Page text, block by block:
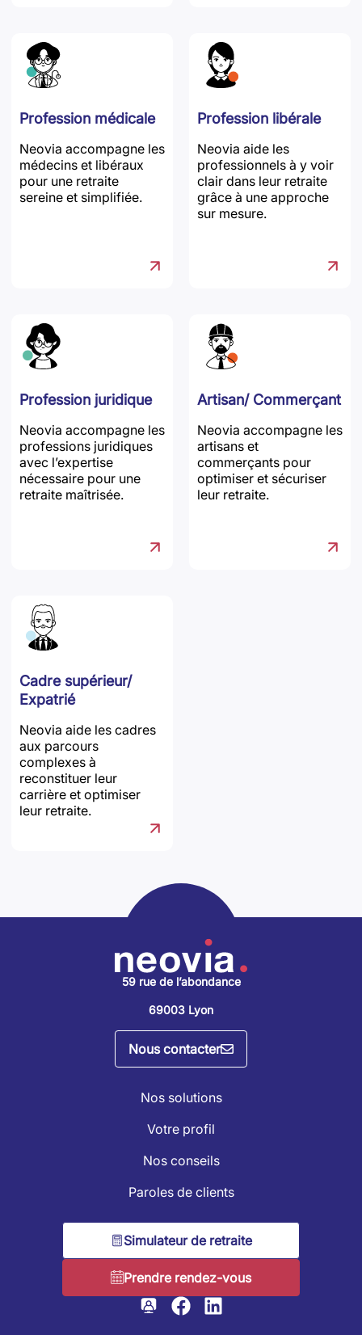
Profession médicale
Neovia accompagne les
médecins et libéraux
pour une retraite
sereine et simplifiée.
Profession libérale
Neovia aide les
professionnels à y voir
clair dans leur retraite
grâce à une approche
sur mesure.
Profession juridique
Neovia accompagne les
professions juridiques
avec l’expertise
nécessaire pour une
retraite maîtrisée.
Artisan/ Commerçant
Neovia accompagne les
artisans et
commerçants pour
optimiser et sécuriser
leur retraite.
Cadre supérieur/
Expatrié
Neovia aide les cadres
aux parcours
complexes à
reconstituer leur
carrière et optimiser
leur retraite.
59 rue de l’abondance
69003 Lyon
Nous contacter
Nos solutions
Votre profil
Nos conseils
Paroles de clients
Simulateur de retraite
Prendre rendez-vous